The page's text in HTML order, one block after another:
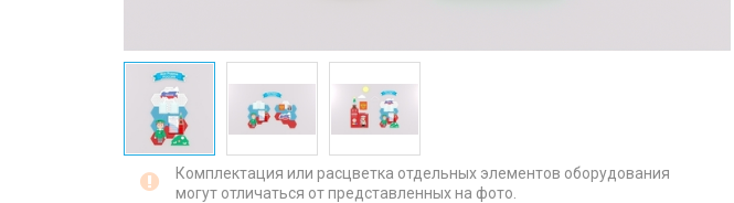
Комплектация или расцветка отдельных элементов оборудования
могут отличаться от представленных на фото.